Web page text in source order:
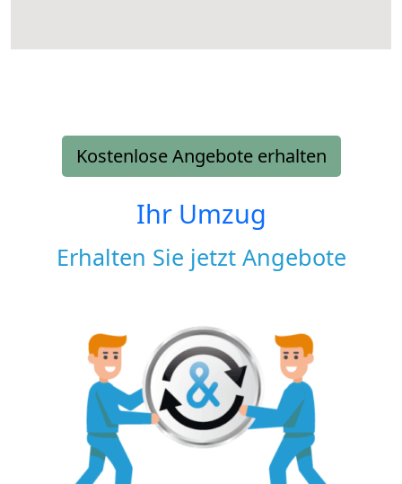
Kostenlose Angebote erhalten
Ihr Umzug
Erhalten Sie jetzt Angebote